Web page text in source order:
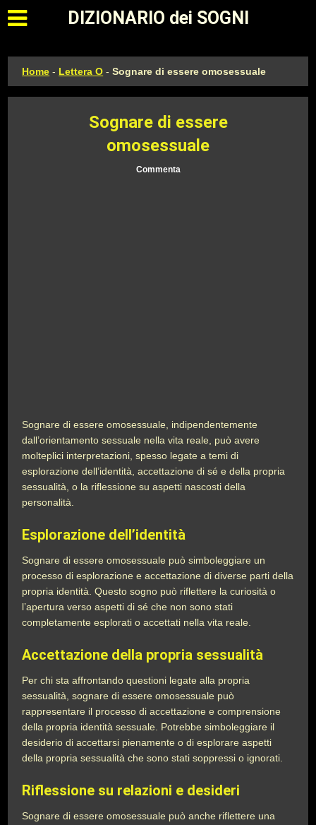
Apri il menu principale
DIZIONARIO dei SOGNI
Home - Lettera O -Sognare di essere omosessuale
Sognare di essere
omosessuale
Commenta
Sognare di essere omosessuale, indipendentemente
dall’orientamento sessuale nella vita reale, può avere
molteplici interpretazioni, spesso legate a temi di
esplorazione dell’identità, accettazione di sé e della propria
sessualità, o la riflessione su aspetti nascosti della
personalità.
Esplorazione dell’identità
Sognare di essere omosessuale può simboleggiare un
processo di esplorazione e accettazione di diverse parti della
propria identità. Questo sogno può riflettere la curiosità o
l’apertura verso aspetti di sé che non sono stati
completamente esplorati o accettati nella vita reale.
Accettazione della propria sessualità
Per chi sta affrontando questioni legate alla propria
sessualità, sognare di essere omosessuale può
rappresentare il processo di accettazione e comprensione
della propria identità sessuale. Potrebbe simboleggiare il
desiderio di accettarsi pienamente o di esplorare aspetti
della propria sessualità che sono stati soppressi o ignorati.
Riflessione su relazioni e desideri
Sognare di essere omosessuale può anche riflettere una